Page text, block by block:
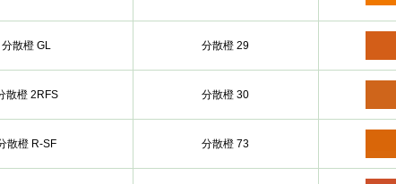
分散橙 GL 分散橙 29
散橙 2RFS 分散橙 30
散橙 R-SF 分散橙 73